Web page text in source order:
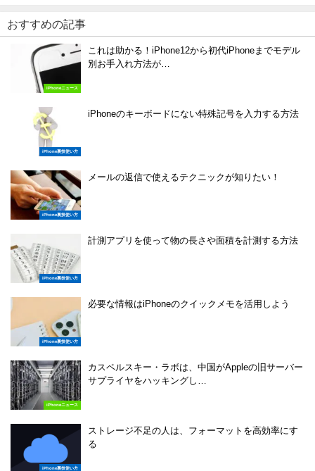
おすすめの記事
iPhoneニュース
これは助かる！iPhone12から初代iPhoneまでモデル
別お手入れ方法が…
iPhone裏技使い方
iPhoneのキーボードにない特殊記号を入力する方法
iPhone裏技使い方
メールの返信で使えるテクニックが知りたい！
iPhone裏技使い方
計測アプリを使って物の長さや面積を計測する方法
iPhone裏技使い方
必要な情報はiPhoneのクイックメモを活用しよう
iPhoneニュース
カスペルスキー・ラボは、中国がAppleの旧サーバー
サプライヤをハッキングし…
iPhone裏技使い方
ストレージ不足の人は、フォーマットを高効率にす
る